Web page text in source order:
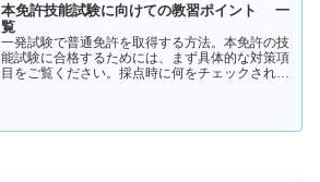
本免許技能試験に向けての教習ポイント 一
覧
一発試験で普通免許を取得する方法。本免許の技
能試験に合格するためには、まず具体的な対策項
目をご覧ください。採点時に何をチェックされる